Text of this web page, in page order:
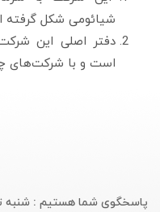
شیائومی شکل
دفتر اصلی این
است و با شرکت‌های